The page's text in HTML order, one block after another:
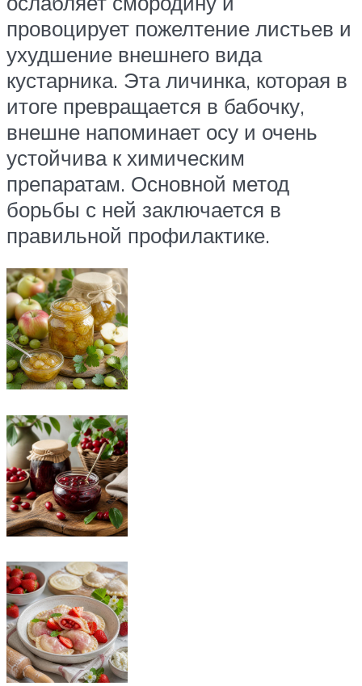
провоцирует пожелтение листьев и
ухудшение внешнего вида
кустарника. Эта личинка, которая в
итоге превращается в бабочку,
внешне напоминает осу и очень
устойчива к химическим
препаратам. Основной метод
борьбы с ней заключается в
правильной профилактике.